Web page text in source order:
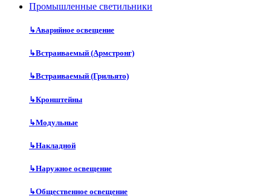
Промышленные светильники
↳Аварийное освещение
↳Встраиваемый (Армстронг)
↳Встраиваемый (Грильято)
↳Кронштейны
↳Модульные
↳Накладной
↳Наружное освещение
↳Общественное освещение